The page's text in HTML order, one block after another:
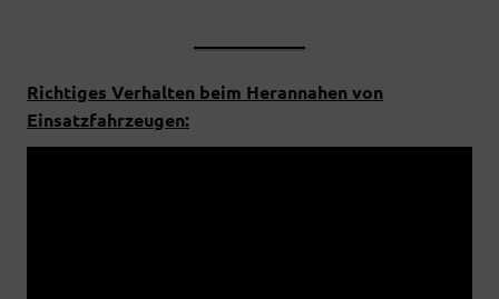
Richtiges Verhalten beim Herannahen von
Einsatzfahrzeugen: